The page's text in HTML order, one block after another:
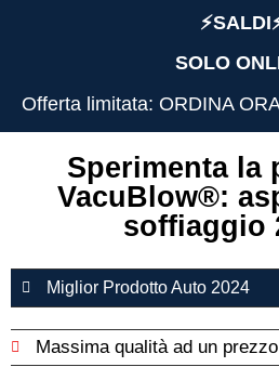
SOLO
Offerta limitata: ORDINA
Sperimenta la
VacuBlow®️:
soffiaggio
Miglior Prodotto Auto 2024
Massima qualità ad un